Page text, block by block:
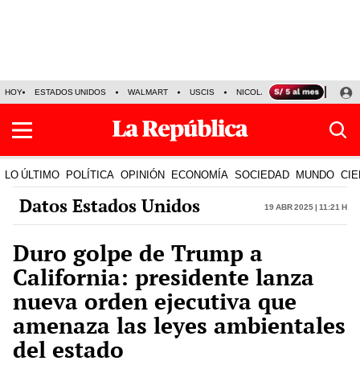
HOY ESTADOS UNIDOS WALMART USCIS NICOLÁS MADURO P-8
LO ÚLTIMO POLÍTICA OPINIÓN ECONOMÍA SOCIEDAD MUNDO
Datos Estados Unidos 19 Abr 2025 | 11:21 h
Duro golpe de Trump a
California: presidente lanza
nueva orden ejecutiva que
amenaza las leyes ambientales
del estado